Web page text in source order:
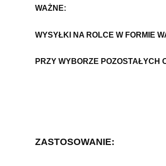
WAŻNE:
WYSYŁKI NA ROLCE W FORMIE
PRZY WYBORZE POZOSTAŁYCH
ZASTOSOWANIE: